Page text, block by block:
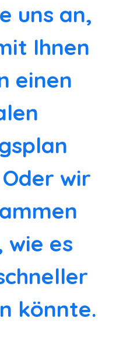
uns an,
Ihnen
einen
wir
wie es
könnte.